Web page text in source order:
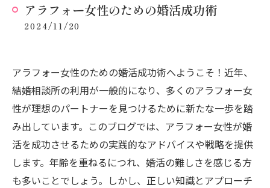
アラフォー女性のための婚活成功術
2024/11/20
アラフォー女性のための婚活成功術へようこそ！近年、
結婚相談所の利用が一般的になり、多くのアラフォー女
性が理想のパートナーを見つけるために新たな一歩を踏
み出しています。このブログでは、アラフォー女性が婚
活を成功させるための実践的なアドバイスや戦略を提供
します。年齢を重ねるにつれ、婚活の難しさを感じる方
も多いことでしょう。しかし、正しい知識とアプローチ